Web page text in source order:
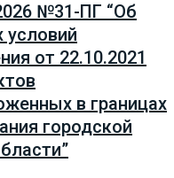
№31-ПГ “Об
условий
от 22.10.2021
в границах
городской